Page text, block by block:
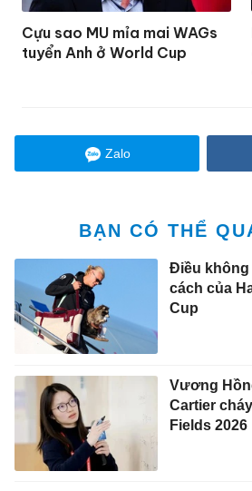
Cựu sao MU mỉa mai WAGs
tuyển Anh ở World Cup
Zalo
BẠN CÓ THỂ
Điều không
cách của
Cup
Vương
Cartier
Fields 2026